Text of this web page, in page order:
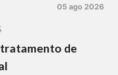
05 ago 2026
de